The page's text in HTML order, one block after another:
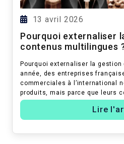
13 avril 2026
Pourquoi externaliser
contenus multilingues
Pourquoi externaliser la gestion
année, des entreprises
commerciales à l’international
produits, mais parce que leurs
bonne langue, au...
Lire